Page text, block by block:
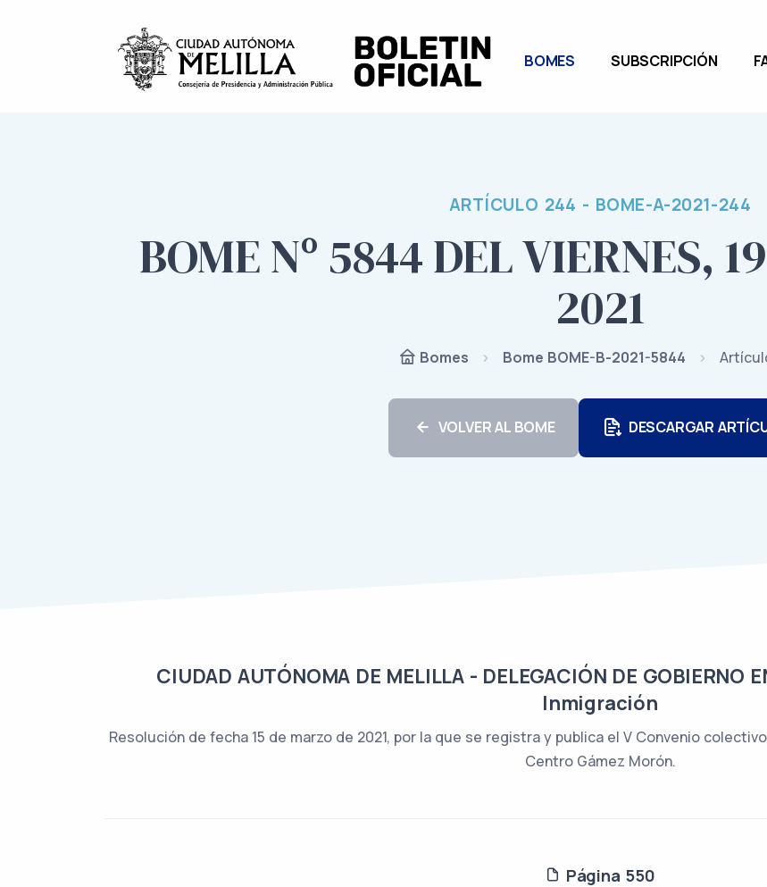
BOMES SUBSCRIPCIÓN
ARTÍCULO 244 - BOME-A-2021-244
BOME Nº 5844 DEL VIERNES,
2021
Bomes Bome BOME-B-2021-5844
VOLVER AL BOME DESCARGAR
CIUDAD AUTÓNOMA DE MELILLA - DELEGACIÓN DE GOBIERNO
Inmigración
Resolución de fecha 15 de marzo de 2021, por la que se registra y publica el V Convenio
Centro Gámez Morón.
Página 550